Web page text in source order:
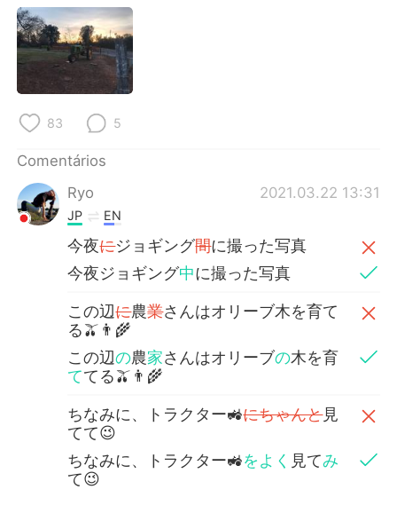
Italiano
Tiếng Việt
83 5
Comentários
Ryo
2021.03.22 13:31
JP EN
今夜にジョギング間に撮った写真
今夜ジョギング中に撮った写真
この辺に農業さんはオリーブ木を育て
る🫒👨‍🌾
この辺の農家さんはオリーブの木を育
ててる🫒👨‍🌾
ちなみに、トラクター🚜にちゃんと見
てて😉
ちなみに、トラクター🚜をよく 見てみ
て😉